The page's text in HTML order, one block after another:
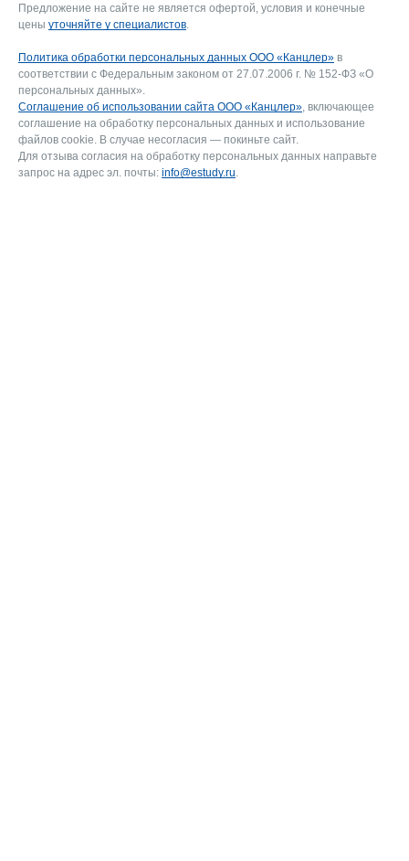
Предложение на сайте не является офертой, условия и конечные
цены уточняйте у специалистов.
Политика обработки персональных данных ООО «Канцлер» в
соответствии с Федеральным законом от 27.07.2006 г. № 152-ФЗ «О
персональных данных».
Соглашение об использовании сайта ООО «Канцлер», включающее
соглашение на обработку персональных данных и использование
файлов cookie. В случае несогласия — покиньте сайт.
Для отзыва согласия на обработку персональных данных направьте
запрос на адрес эл. почты: info@estudy.ru.